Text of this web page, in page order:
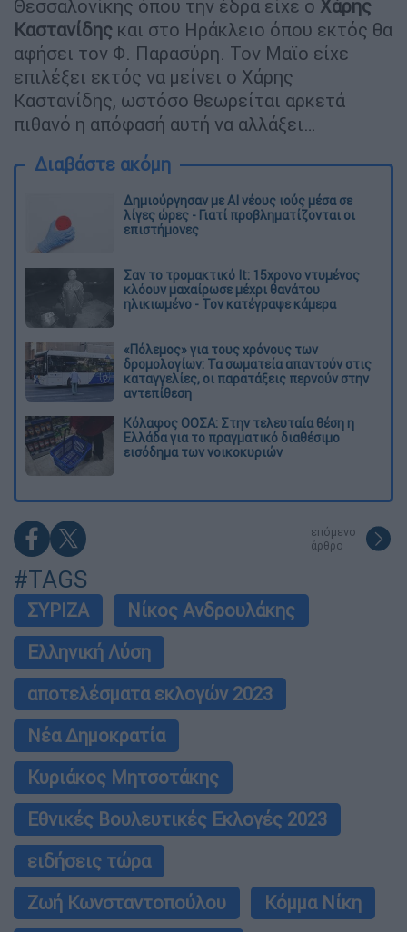
Θεσσαλονίκης όπου την έδρα είχε ο Χάρης
Καστανίδης και στο Ηράκλειο όπου εκτός θα
αφήσει τον Φ. Παρασύρη. Τον Μαϊο είχε
επιλέξει εκτός να μείνει ο Χάρης
Καστανίδης, ωστόσο θεωρείται αρκετά
πιθανό η απόφασή αυτή να αλλάξει…
Διαβάστε ακόμη
Δημιούργησαν με AI νέους ιούς μέσα σε
λίγες ώρες - Γιατί προβληματίζονται οι
επιστήμονες
Σαν το τρομακτικό It: 15χρονο ντυμένος
κλόουν μαχαίρωσε μέχρι θανάτου
ηλικιωμένο - Τον κατέγραψε κάμερα
«Πόλεμος» για τους χρόνους των
δρομολογίων: Τα σωματεία απαντούν στις
καταγγελίες, οι παρατάξεις περνούν στην
αντεπίθεση
Κόλαφος ΟΟΣΑ: Στην τελευταία θέση η
Ελλάδα για το πραγματικό διαθέσιμο
εισόδημα των νοικοκυριών
επόμενο
άρθρο
#TAGS
ΣΥΡΙΖΑ
Νίκος Ανδρουλάκης
Ελληνική Λύση
αποτελέσματα εκλογών 2023
Νέα Δημοκρατία
Κυριάκος Μητσοτάκης
Εθνικές Βουλευτικές Εκλογές 2023
ειδήσεις τώρα
Ζωή Κωνσταντοπούλου
Κόμμα Νίκη